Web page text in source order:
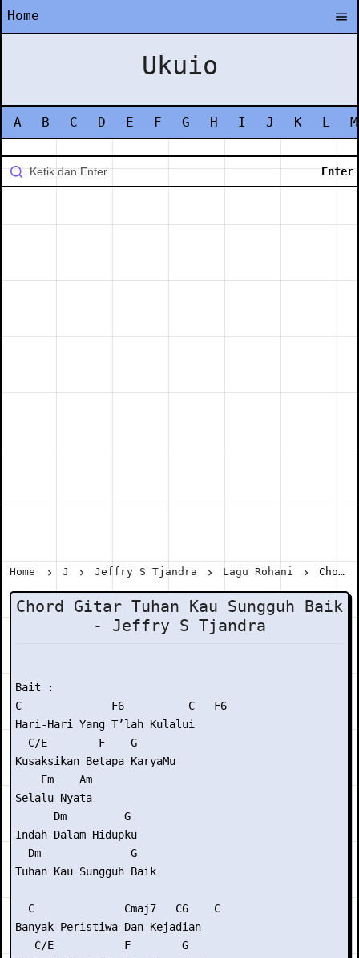
Home
Ukuio
A B C D E F G H I J K L M
Home J Jeffry S Tjandra Lagu Rohani Chord Gitar Tuhan Kau Sungguh Baik - Jeffry S Tjandra
Chord Gitar Tuhan Kau Sungguh Baik
- Jeffry S Tjandra
Bait :
C              F6          C   F6
Hari-Hari Yang T’lah Kulalui
  C/E        F    G
Kusaksikan Betapa KaryaMu
    Em    Am
Selalu Nyata
      Dm         G
Indah Dalam Hidupku
  Dm              G
Tuhan Kau Sungguh Baik
  C              Cmaj7   C6    C
Banyak Peristiwa Dan Kejadian
   C/E           F        G